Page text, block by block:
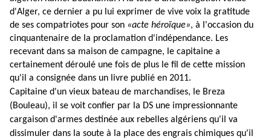
d'Alger, ce dernier a pu lui exprimer de vive voix la gratitude
de ses compatriotes pour son «acte héroïque», à l'occasion du
cinquantenaire de la proclamation d'indépendance. Les
recevant dans sa maison de campagne, le capitaine a
certainement déroulé une fois de plus le fil de cette mission
qu'il a consignée dans un livre publié en 2011.
Capitaine d'un vieux bateau de marchandises, le Breza
(Bouleau), il se voit confier par la DS une impressionnante
cargaison d'armes destinée aux rebelles algériens qu'il va
dissimuler dans la soute à la place des engrais chimiques qu'il